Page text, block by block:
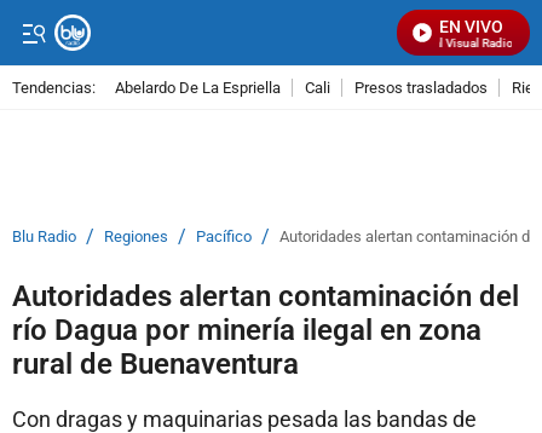
EN VIVO
Señal Visual Radio
Tendencias: Abelardo De La Espriella Cali Presos trasladados
Blu Radio / Regiones / Pacífico / Autoridades alertan contaminación
Autoridades alertan contaminación del
río Dagua por minería ilegal en zona
rural de Buenaventura
Con dragas y maquinarias pesada las bandas de